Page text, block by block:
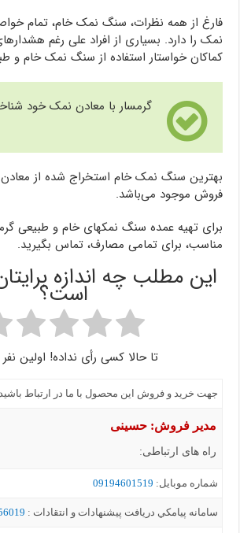
فارغ از همه نظرات، سنگ نمک خام، تمام
نمک را دارد. بسیاری از افراد علی رغم
کماکان خواستار استفاده از سنگ نمک خام و
گرمسار با معادن نمک خود
بهترین سنگ نمک خام استخراج شده از
فروش موجود می‌باشد.
برای تهیه عمده سنگ نمکهای خام و طبیعی
مناسب، برای تمامی مصارف، تماس بگیرید.
این مطلب چه اندازه
است؟
تا حالا کسی رأی نداده! اولین
جهت خرید و فروش این محصول با ما در ارتباط
مدیر فروش: حسینی
راه های ارتباطی:
شماره موبايل: 09194601519
سامانه پيامکي دریافت پیشنهادات و انتقادات :